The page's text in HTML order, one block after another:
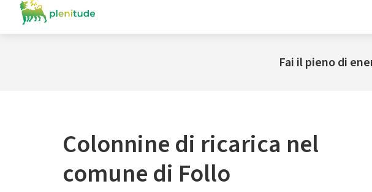
Fai il pieno di
Colonnine di ricarica nel
comune di Follo